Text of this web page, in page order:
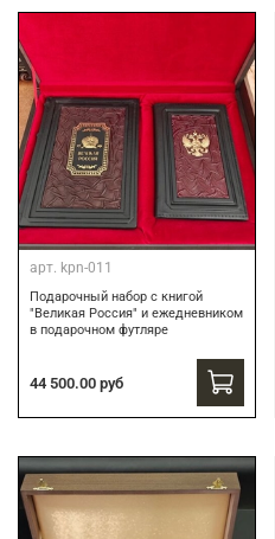
арт. kpn-011
Подарочный набор с книгой
"Великая Россия" и ежедневником
в подарочном футляре
44 500.00 руб